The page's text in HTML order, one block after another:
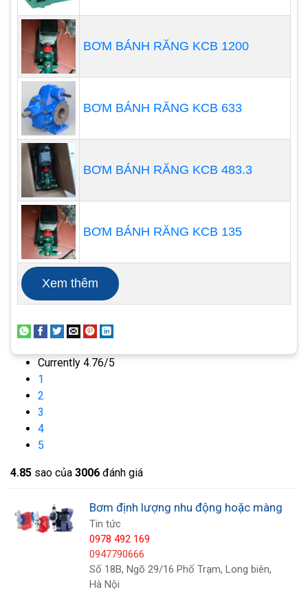
năng bơm cả chất lỏng và khí, do đó, không thể
mất nguyên tố.
Ứng suất cắt - Một số chất lỏng có thể bị ảnh
hưởng bất lợi bởi các lực tạo ra trong quá trình
bơm. Máy bơm màng có thể làm hỏng chất lỏng
mỏng manh, đặc biệt nếu máy bơm sử dụng hành
từ. Máy bơm nhu động sử dụng động tác bóp nhẹ
sẽ không làm hỏng các loại chất lỏng này.
BƠM BÁNH RĂNG KCB 1200
BƠM BÁNH RĂNG KCB 633
BƠM BÁNH RĂNG KCB 483.3
BƠM BÁNH RĂNG KCB 135
Xem thêm
Currently 4.76/5
1
2
3
4
5
4.85 sao của 3006 đánh giá
Bơm định lượng nhu động hoặc màng
Tin tức
0978 492 169
0947790666
Số 18B, Ngõ 29/16 Phố Trạm, Long biên,
Hà Nội